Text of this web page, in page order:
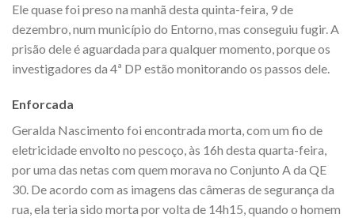
Ele quase foi preso na manhã desta quinta-feira, 9 de
dezembro, num município do Entorno, mas conseguiu fugir. A
prisão dele é aguardada para qualquer momento, porque os
investigadores da 4ª DP estão monitorando os passos dele.
Enforcada
Geralda Nascimento foi encontrada morta, com um fio de
eletricidade envolto no pescoço, às 16h desta quarta-feira,
por uma das netas com quem morava no Conjunto A da QE
30. De acordo com as imagens das câmeras de segurança da
rua, ela teria sido morta por volta de 14h15, quando o homem